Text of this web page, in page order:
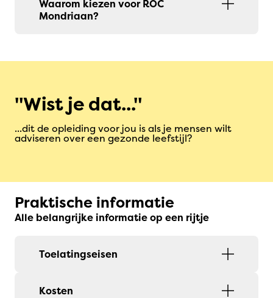
Waarom kiezen voor ROC
Mondriaan?
Wist je dat...
...dit de opleiding voor jou is als je mensen wilt
adviseren over een gezonde leefstijl?
Praktische informatie
Alle belangrijke informatie op een rijtje
Toelatingseisen
Kosten